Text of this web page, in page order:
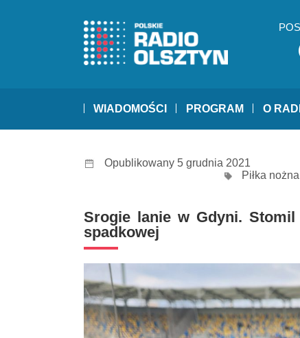
WIADOMOŚCI PROGRAM O
Opublikowany 5 grudnia 2021
Piłka nożna
Srogie lanie w Gdyni.
spadkowej